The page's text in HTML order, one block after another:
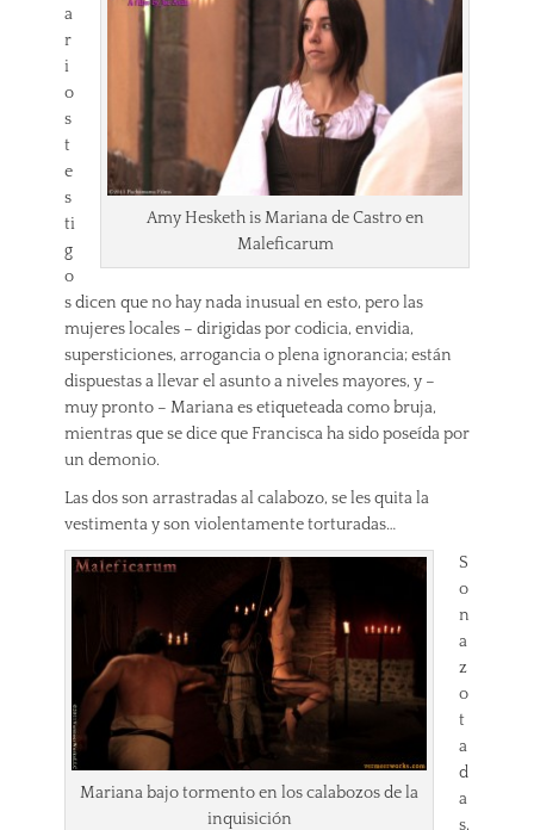
Amy Hesketh is Mariana de Castro en
Maleficarum
a
r
i
o
s
t
e
s
ti
g
o
s dicen que no hay nada inusual en esto, pero las
mujeres locales – dirigidas por codicia, envidia,
supersticiones, arrogancia o plena ignorancia; están
dispuestas a llevar el asunto a niveles mayores, y –
muy pronto – Mariana es etiqueteada como bruja,
mientras que se dice que Francisca ha sido poseída por
un demonio.
Las dos son arrastradas al calabozo, se les quita la
vestimenta y son violentamente torturadas…
Mariana bajo tormento en los calabozos de la
inquisición
S
o
n
a
z
o
t
a
d
a
s,